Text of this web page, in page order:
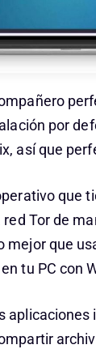
por
así que
que
Tor de
mejor que
tu PC con
aplicaciones